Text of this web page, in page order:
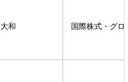
大和 国際株式・グロ